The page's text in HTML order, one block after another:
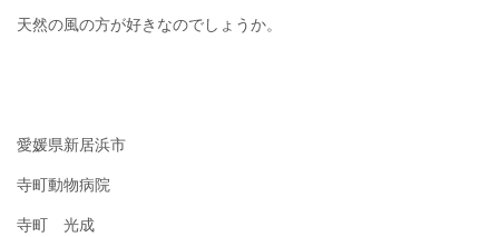
天然の風の方が好きなのでしょうか。
愛媛県新居浜市
寺町動物病院
寺町 光成